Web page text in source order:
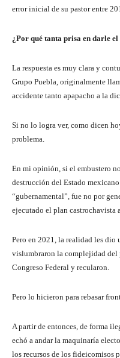
error inicial de su pastor entre
¿Por qué tanta prisa en darle
La respuesta es muy clara y
Grupo Puebla, originalmente
accidente tanto apapacho a la
Si no lo logra ver, como dicen
problema.
En mi opinión, si el embustero
destrucción del Estado
“gubernamental”, fue no por
ejecutado el plan castrochavista
Pero en 2021, la realidad les
vislumbraron la complejidad del
Congreso Federal y recularon.
Pero lo hicieron para rebasar
A partir de entonces, de forma
echó a andar la maquinaría
los recursos de los fideicomisos